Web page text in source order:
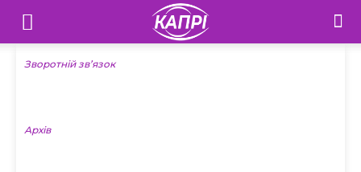
Телебачення
«Капрі»
Новини
Зворотній зв’язок
Архів